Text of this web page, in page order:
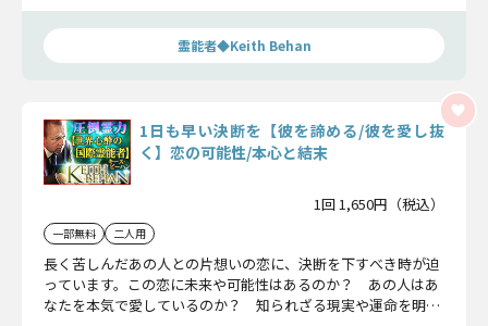
霊能者◆Keith Behan
1日も早い決断を【彼を諦める/彼を愛し抜
く】恋の可能性/本心と結末
1回 1,650円（税込）
一部無料 二人用
長く苦しんだあの人との片想いの恋に、決断を下すべき時が迫
っています。この恋に未来や可能性はあるのか？ あの人はあ
なたを本気で愛しているのか？ 知られざる現実や運命を明ら